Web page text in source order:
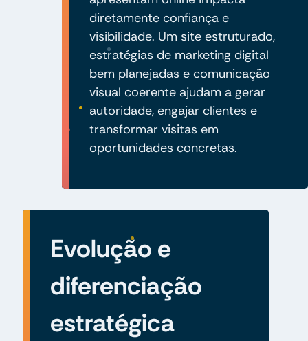
diretamente confiança e
visibilidade. Um site estruturado,
estratégias de marketing digital
bem planejadas e comunicação
visual coerente ajudam a gerar
autoridade, engajar clientes e
transformar visitas em
oportunidades concretas.
Evolução e
diferenciação
estratégica